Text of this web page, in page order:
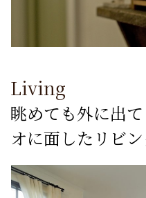
Living
眺めても外に出
オに面したリビ